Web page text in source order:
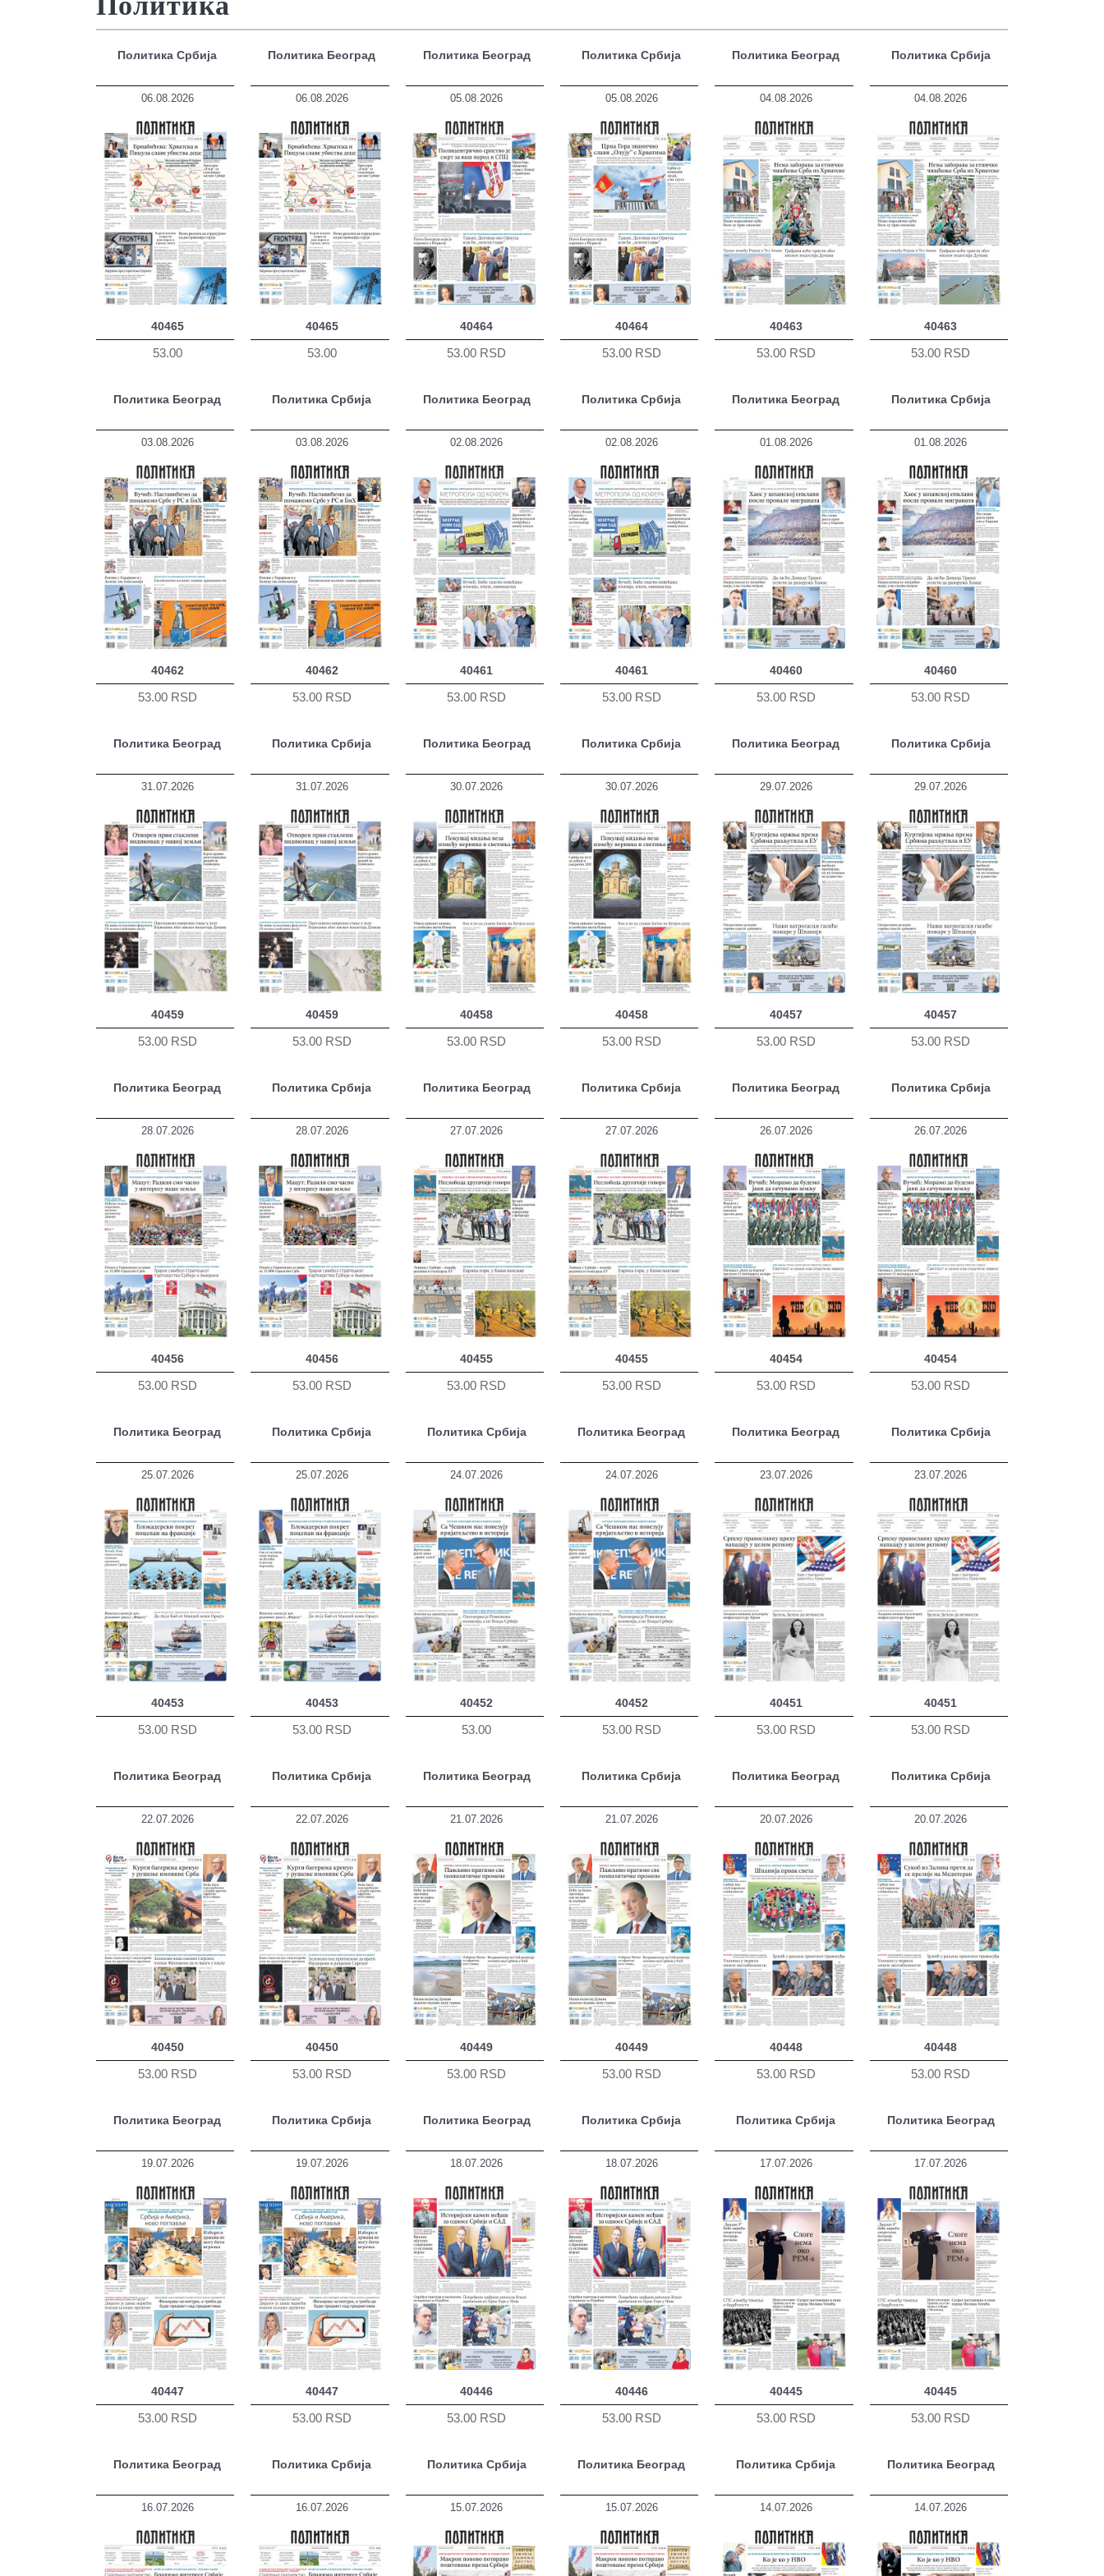
Политика Србија
06.08.2026
40465
53.00
Политика Београд
06.08.2026
40465
53.00
Политика Београд
05.08.2026
40464
53.00 RSD
Политика Србија
05.08.2026
40464
53.00 RSD
Политика Београд
04.08.2026
40463
53.00 RSD
Политика Србија
04.08.2026
40463
53.00 RSD
Политика Београд
03.08.2026
40462
53.00 RSD
Политика Србија
03.08.2026
40462
53.00 RSD
Политика Београд
02.08.2026
40461
53.00 RSD
Политика Србија
02.08.2026
40461
53.00 RSD
Политика Београд
01.08.2026
40460
53.00 RSD
Политика Србија
01.08.2026
40460
53.00 RSD
Политика Београд
31.07.2026
40459
53.00 RSD
Политика Србија
31.07.2026
40459
53.00 RSD
Политика Београд
30.07.2026
40458
53.00 RSD
Политика Србија
30.07.2026
40458
53.00 RSD
Политика Београд
29.07.2026
40457
53.00 RSD
Политика Србија
29.07.2026
40457
53.00 RSD
Политика Београд
28.07.2026
40456
53.00 RSD
Политика Србија
28.07.2026
40456
53.00 RSD
Политика Београд
27.07.2026
40455
53.00 RSD
Политика Србија
27.07.2026
40455
53.00 RSD
Политика Београд
26.07.2026
40454
53.00 RSD
Политика Србија
26.07.2026
40454
53.00 RSD
Политика Београд
25.07.2026
40453
53.00 RSD
Политика Србија
25.07.2026
40453
53.00 RSD
Политика Србија
24.07.2026
40452
53.00
Политика Београд
24.07.2026
40452
53.00 RSD
Политика Београд
23.07.2026
40451
53.00 RSD
Политика Србија
23.07.2026
40451
53.00 RSD
Политика Београд
22.07.2026
40450
53.00 RSD
Политика Србија
22.07.2026
40450
53.00 RSD
Политика Београд
21.07.2026
40449
53.00 RSD
Политика Србија
21.07.2026
40449
53.00 RSD
Политика Београд
20.07.2026
40448
53.00 RSD
Политика Србија
20.07.2026
40448
53.00 RSD
Политика Београд
19.07.2026
40447
53.00 RSD
Политика Србија
19.07.2026
40447
53.00 RSD
Политика Београд
18.07.2026
40446
53.00 RSD
Политика Србија
18.07.2026
40446
53.00 RSD
Политика Србија
17.07.2026
40445
53.00 RSD
Политика Београд
17.07.2026
40445
53.00 RSD
Политика Београд
16.07.2026
Политика Србија
16.07.2026
Политика Србија
15.07.2026
Политика Београд
15.07.2026
Политика Србија
14.07.2026
Политика Београд
14.07.2026